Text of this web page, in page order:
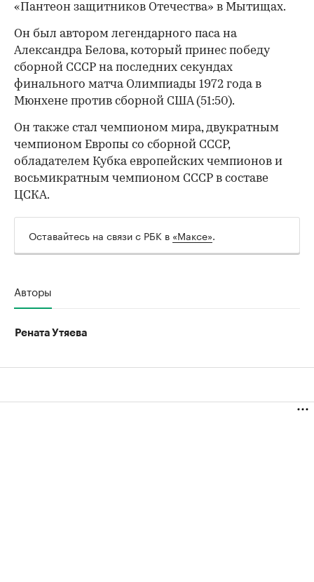
«Пантеон защитников Отечества» в Мытищах.
Он был автором легендарного паса на
Александра Белова, который принес победу
сборной СССР на последних секундах
финального матча Олимпиады 1972 года в
Мюнхене против сборной США (51:50).
Он также стал чемпионом мира, двукратным
чемпионом Европы со сборной СССР,
обладателем Кубка европейских чемпионов и
восьмикратным чемпионом СССР в составе
ЦСКА.
Оставайтесь на связи с РБК в «Максе».
Авторы
Рената Утяева